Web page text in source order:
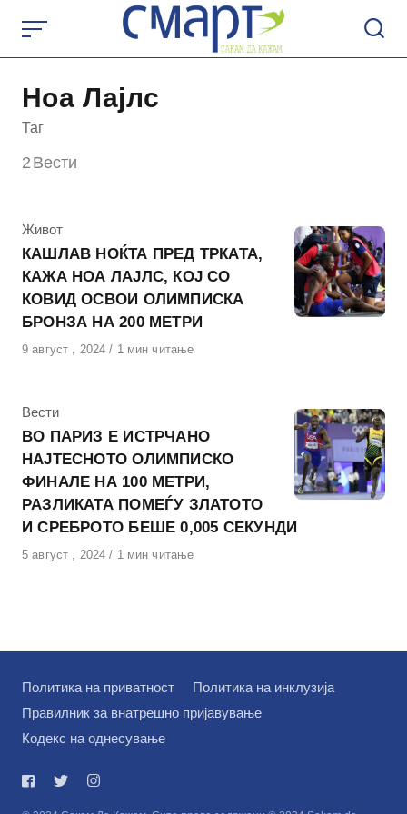
content
Ноа Лајлс
Таг
2 Вести
КАтегорија
Живот
КАШЛАВ НОЌТА ПРЕД ТРКАТА,
КАЖА НОА ЛАЈЛС, КОЈ СО
КОВИД ОСВОИ ОЛИМПИСКА
БРОНЗА НА 200 МЕТРИ
Објавено
9 август , 2024 1 мин читање
КАтегорија
Вести
ВО ПАРИЗ Е ИСТРЧАНО
НАЈТЕСНОТО ОЛИМПИСКО
ФИНАЛЕ НА 100 МЕТРИ,
РАЗЛИКАТА ПОМЕЃУ ЗЛАТОТО
И СРЕБРОТО БЕШЕ 0,005 СЕКУНДИ
Објавено
5 август , 2024 1 мин читање
Политика на приватност
Политика на инклузија
Правилник за внатрешно пријавување
Кодекс на однесување